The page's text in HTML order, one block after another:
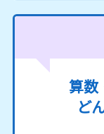
算数
ど